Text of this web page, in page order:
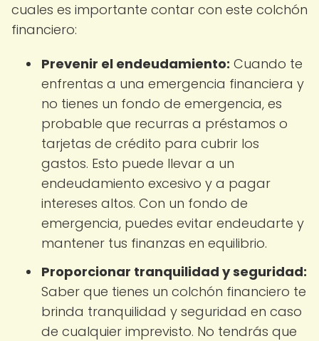
cuales es importante contar con este colchón
financiero:
Prevenir el endeudamiento: Cuando te
enfrentas a una emergencia financiera y
no tienes un fondo de emergencia, es
probable que recurras a préstamos o
tarjetas de crédito para cubrir los
gastos. Esto puede llevar a un
endeudamiento excesivo y a pagar
intereses altos. Con un fondo de
emergencia, puedes evitar endeudarte y
mantener tus finanzas en equilibrio.
Proporcionar tranquilidad y seguridad:
Saber que tienes un colchón financiero te
brinda tranquilidad y seguridad en caso
de cualquier imprevisto. No tendrás que